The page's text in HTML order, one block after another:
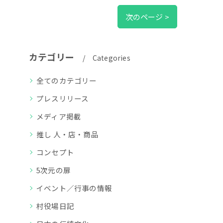
次のページ >
カテゴリー Categories
全てのカテゴリー
プレスリリース
メディア掲載
推し 人・店・商品
コンセプト
5次元の扉
イベント／行事の情報
村役場日記